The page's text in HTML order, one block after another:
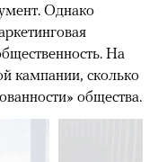
Однако
На
кампании, сколько
общества.